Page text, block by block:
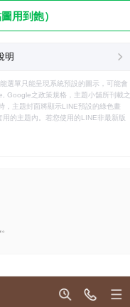
用到飽）
明
選單只能呈現系統預設的圖示，可能會
Google之政策規格，主題小舖所刊載之
，主題封面將顯示LINE預設的綠色畫
的主題內。若您使用的LINE非最新版